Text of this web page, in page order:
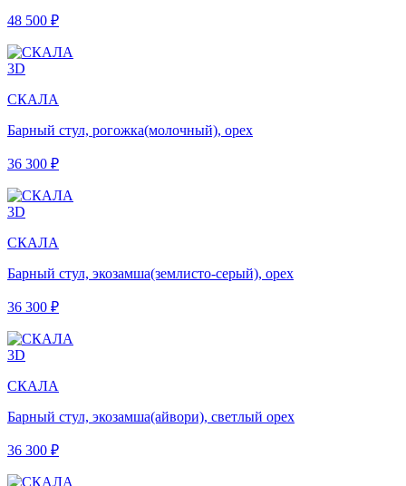
48 500 ₽
3D
СКАЛА
Барный стул, рогожка(молочный), орех
36 300 ₽
3D
СКАЛА
Барный стул, экозамша(землисто-серый), орех
36 300 ₽
3D
СКАЛА
Барный стул, экозамша(айвори), светлый орех
36 300 ₽